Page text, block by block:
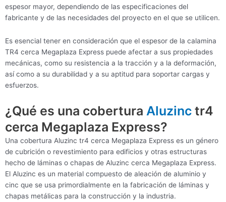
espesor mayor, dependiendo de las especificaciones del
fabricante y de las necesidades del proyecto en el que se utilicen.
Es esencial tener en consideración que el espesor de la calamina
TR4 cerca Megaplaza Express puede afectar a sus propiedades
mecánicas, como su resistencia a la tracción y a la deformación,
así como a su durabilidad y a su aptitud para soportar cargas y
esfuerzos.
¿Qué es una cobertura Aluzinc tr4
cerca Megaplaza Express?
Una cobertura Aluzinc tr4 cerca Megaplaza Express es un género
de cubrición o revestimiento para edificios y otras estructuras
hecho de láminas o chapas de Aluzinc cerca Megaplaza Express.
El Aluzinc es un material compuesto de aleación de aluminio y
cinc que se usa primordialmente en la fabricación de láminas y
chapas metálicas para la construcción y la industria.